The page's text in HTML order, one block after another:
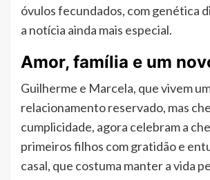
óvulos fecundados, com genética
a notícia ainda mais especial.
Amor, família e um
Guilherme e Marcela, que vivem
relacionamento reservado, mas
cumplicidade, agora celebram a
primeiros filhos com gratidão e
casal, que costuma manter a vida